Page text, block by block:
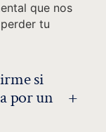
que nos
tu
si
por un
+